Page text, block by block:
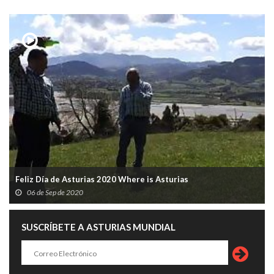
Feliz Día de Asturias 2020 Where is Asturias
06 de Sep de 2020
SUSCRÍBETE A ASTURIAS MUNDIAL